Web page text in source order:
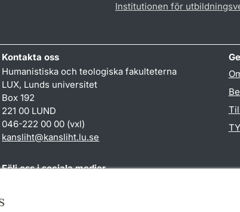
Institutionen för
Kontakta oss
Humanistiska och teologiska fakulteterna
LUX, Lunds universitet
Box 192
221 00 LUND
046-222 00 00 (vxl)
kansliht@kansliht.lu.se
Följ oss i sociala medier